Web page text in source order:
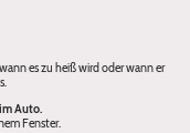
es zu heiß wird oder wann er
Auto.
Fenster.